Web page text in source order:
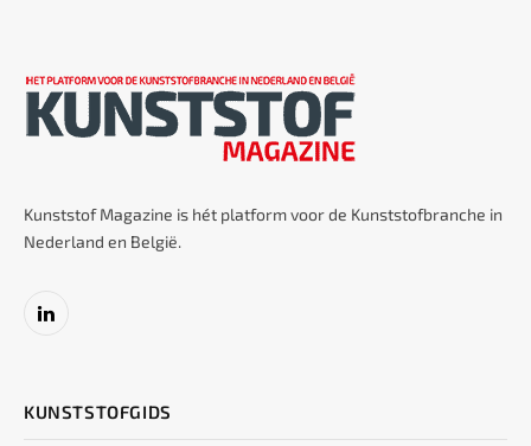
Kunststof Magazine is hét platform voor de Kunststofbranche in
Nederland en België.
LinkedIn
KUNSTSTOFGIDS